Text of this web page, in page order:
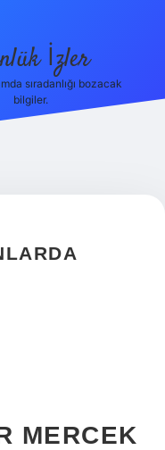
İzler
sıradanlığı bozacak
bilgiler.
MERCEK